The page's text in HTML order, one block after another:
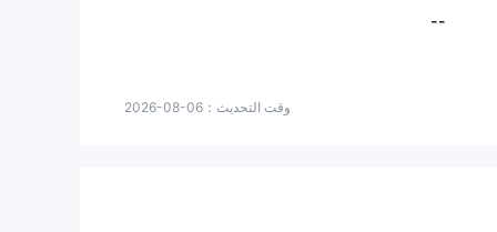
--
وقت التحديث： 2026-08-06